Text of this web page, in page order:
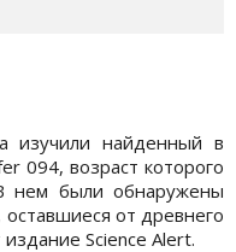
изучили найденный в
094, возраст которого
нем были обнаружены
от древнего
Science Alert.